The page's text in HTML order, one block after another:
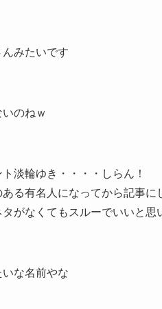
みたいです
いのねｗ
淡輪ゆき・・・・しらん！
る有名人になってから記事に
がなくてもスルーでいいと思
な名前やな